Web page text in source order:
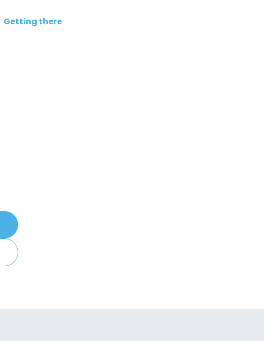
Getting there